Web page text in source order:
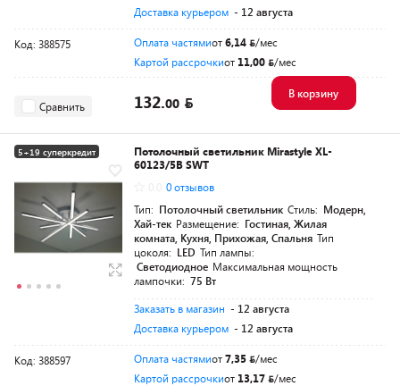
Доставка курьером - 12 августа
Код: 388575 Оплата частямиот6,14
/мес
Картой рассрочкиот 11,00 /мес
Сравнить 132.00
В корзину
5+19 суперкредит
Потолочный светильник Mirastyle XL-
60123/5B SWT
0 отзывов
Тип: Потолочный светильник Стиль: Модерн,
Хай-тек Размещение: Гостиная, Жилая
комната, Кухня, Прихожая, Спальня Тип
цоколя: LED Тип лампы:
Светодиодное Максимальная мощность
лампочки: 75 Вт
Заказать в магазин - 12 августа
Доставка курьером - 12 августа
Код: 388597 Оплата частямиот7,35
/мес
Картой рассрочкиот 13,17 /мес